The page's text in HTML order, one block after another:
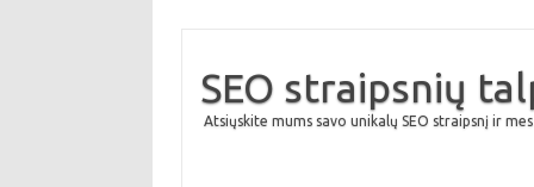
SEO straipsnių
Atsiųskite mums savo unikalų SEO straipsnį ir